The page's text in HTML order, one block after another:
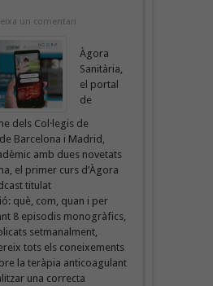
un comentari
Àgora
Sanitària,
el portal
de
dels Col·legis de
Barcelona i Madrid,
amb dues novetats
el primer curs d’Àgora
titulat
què, com, quan i per
8 episodis monogràfics,
setmanalment,
tots els coneixements
la teràpia anticoagulant
una correcta